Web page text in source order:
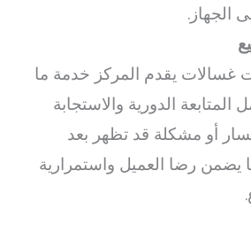
الجهاز.
غسالات يقدم المركز خدمة ما
المتابعة الدورية والاستجابة
أو مشكلة قد تظهر بعد
يضمن رضا العميل واستمرارية